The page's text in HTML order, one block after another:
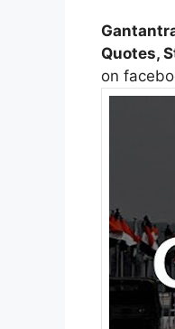
Quotes,
on